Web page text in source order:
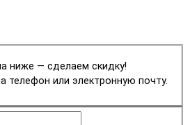
ниже — сделаем скидку!
телефон или электронную почту.